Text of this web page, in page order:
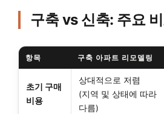
구축 vs 신축: 주요
항목 구축 아파트 리모델링
초기 구매
비용
상대적으로 저렴
(지역 및 상태에 따라
다름)